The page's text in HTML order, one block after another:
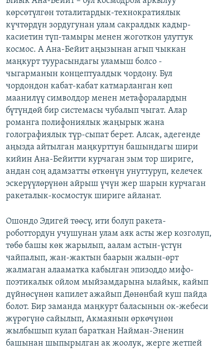
көрсөтүлгөн тоталитардык-технократиялык
күчтөрдүн зордугунан улам сакралдык кадыр-
касиетин түп-тамыры менен жоготкон улуттук
космос. А Ана-Бейит аңызынан агып чыккан
маңкурт туурасындагы уламыш болсо -
чыгарманын концептуалдык чордону. Бул
чордондон кабат-кабат катмарланган көп
маанилүү символдор менен метафоралардын
бүтүндөй бир системасы чубалып чыгат. Алар
романга полифониялык жаңырык жана
голографиялык түр-сыпат берет. Алсак, адегенде
аңызда айтылган маңкурттун башындагы шири
кийин Ана-Бейитти курчаган зым тор шириге,
андан соң адамзатты өткөнүн унуттуруп, келечек
эскерүүлөрүнөн айрыш үчүн жер шарын курчаган
ракеталык-космостук шириге айланат.
Ошондо Эдигей төөсү, ити болуп ракета-
роботтордун учушунан улам аяк асты жер козголуп,
төбө башы көк жарылып, аалам астын-үстүн
чайпалып, жан-жактын баарын жалын-өрт
жалмаган алааматка кабылган эпизоддо мифо-
поэтикалык ойлом мыйзамдарына ылайык, кайып
дүйнөсүнөн капилет ажайып Дөнөнбай куш пайда
болот. Бир заманда маңкурт баласынын ок-жебеси
жүрөгүнө сайылып, Акмаянын өркөчүнөн
жылбышып кулап бараткан Найман-Эненин
башынан шыпырылган ак жоолук, жерге жетпей